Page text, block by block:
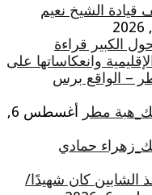
قيادة الشيخ نعيم
الكبير قراءة
وانعكاساتها على
– الواقع برس
مطر
أغسطس 6,
حمادي
الشابين كان شهيدًا/